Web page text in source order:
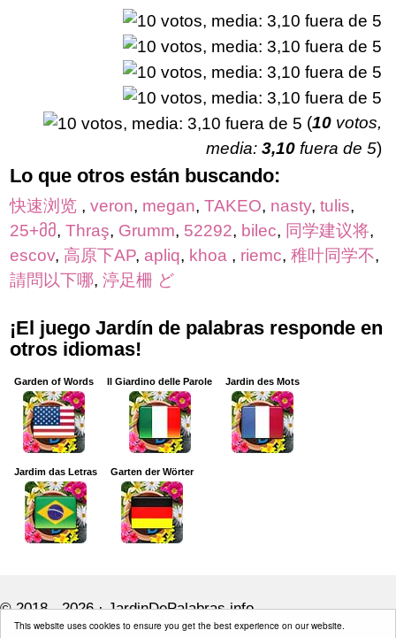
This website uses cookies to ensure you get the best experience on our website.
(10 votos,
media: 3,10 fuera de 5)
Lo que otros están buscando:
快速浏览 , veron, megan, TAKEO, nasty, tulis,
25+მმ, Thraş, Grumm, 52292, bilec, 同学建议将,
escov, 高原下AP, apliq, khoa , riemc, 稚叶同学不,
請問以下哪, 渟足柵 ど
¡El juego Jardín de palabras responde en
otros idiomas!
Garden of Words Il Giardino delle Parole Jardin des Mots
Jardim das Letras Garten der Wörter
© 2018 - 2026 ·JardinDePalabras.info
JardinDePalabras.info is not affiliated with the applications mentioned on this site.